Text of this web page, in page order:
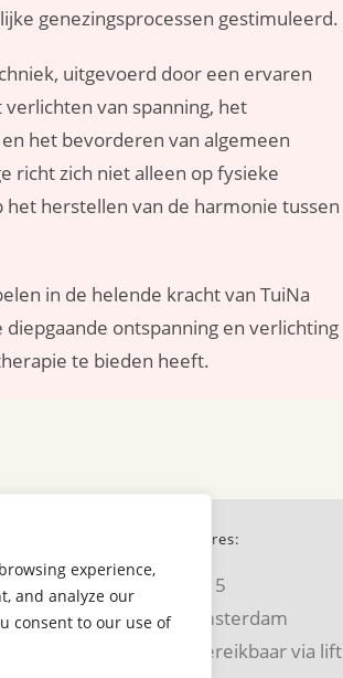
experience,
and analyze our
consent to our use of
genezingsprocessen gestimuleerd.
uitgevoerd door een ervaren
van spanning, het
het bevorderen van algemeen
richt zich niet alleen op fysieke
het herstellen van de harmonie tussen
in de helende kracht van TuiNa
diepgaande ontspanning en verlichting
te bieden heeft.
Praktijk Adres:
Zwaansvliet 5
1081AP, Amsterdam
1e etage, bereikbaar via lift